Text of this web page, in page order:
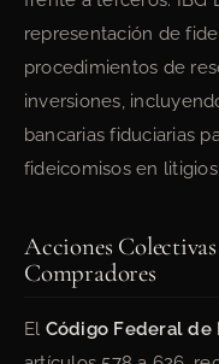
representación de
procedimientos de
inversiones,
bancarias fiduciarias
fideicomisos en
Acciones
Compradores
El Código Federal de